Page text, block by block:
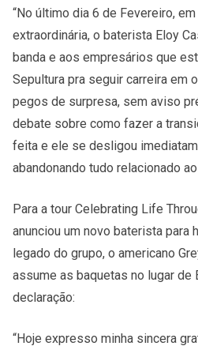
“No último dia 6 de Fevereiro, em
extraordinária, o baterista Eloy
banda e aos empresários que
Sepultura pra seguir carreira em
pegos de surpresa, sem aviso
debate sobre como fazer a
feita e ele se desligou
abandonando tudo relacionado
Para a tour Celebrating Life
anunciou um novo baterista para
legado do grupo, o americano
assume as baquetas no lugar de
declaração:
“Hoje expresso minha sincera